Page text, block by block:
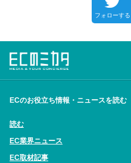
フォローする
ECのお役立ち情報・ニュースを読む
読む
EC業界ニュース
EC取材記事